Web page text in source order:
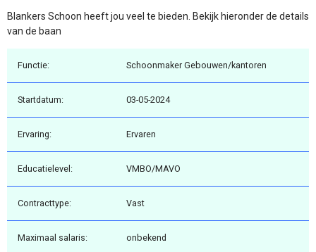
Blankers Schoon heeft jou veel te bieden. Bekijk hieronder de details
van de baan
Functie: Schoonmaker Gebouwen/kantoren
Startdatum: 03-05-2024
Ervaring: Ervaren
Educatielevel: VMBO/MAVO
Contracttype: Vast
Maximaal salaris: onbekend